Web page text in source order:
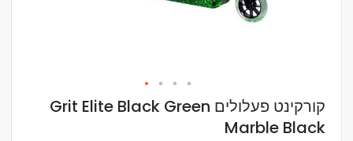
לדלג
להתחלה
של
קורקינט פעלולים Grit Elite Black Green
Marble Black